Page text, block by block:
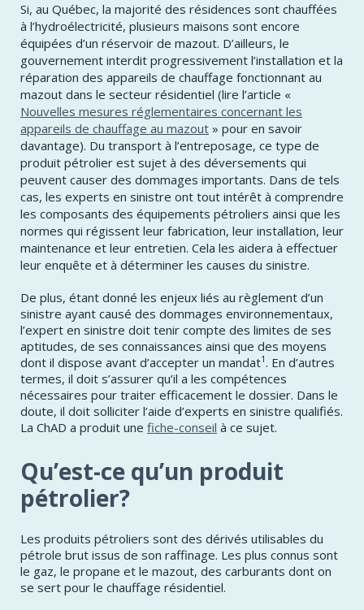
Si, au Québec, la majorité des résidences sont chauffées
à l’hydroélectricité, plusieurs maisons sont encore
équipées d’un réservoir de mazout. D’ailleurs, le
gouvernement interdit progressivement l’installation et la
réparation des appareils de chauffage fonctionnant au
mazout dans le secteur résidentiel (lire l’article «
Nouvelles mesures réglementaires concernant les
appareils de chauffage au mazout » pour en savoir
davantage). Du transport à l’entreposage, ce type de
produit pétrolier est sujet à des déversements qui
peuvent causer des dommages importants. Dans de tels
cas, les experts en sinistre ont tout intérêt à comprendre
les composants des équipements pétroliers ainsi que les
normes qui régissent leur fabrication, leur installation, leur
maintenance et leur entretien. Cela les aidera à effectuer
leur enquête et à déterminer les causes du sinistre.
De plus, étant donné les enjeux liés au règlement d’un
sinistre ayant causé des dommages environnementaux,
l’expert en sinistre doit tenir compte des limites de ses
aptitudes, de ses connaissances ainsi que des moyens
dont il dispose avant d’accepter un mandat1 . En d’autres
termes, il doit s’assurer qu’il a les compétences
nécessaires pour traiter efficacement le dossier. Dans le
doute, il doit solliciter l’aide d’experts en sinistre qualifiés.
La ChAD a produit une fiche-conseil à ce sujet.
Qu’est-ce qu’un produit
pétrolier?
Les produits pétroliers sont des dérivés utilisables du
pétrole brut issus de son raffinage. Les plus connus sont
le gaz, le propane et le mazout, des carburants dont on
se sert pour le chauffage résidentiel.